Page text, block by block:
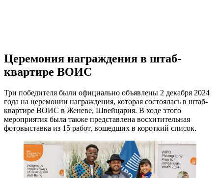
Церемония награждения в штаб-
квартире ВОИС
Три победителя были официально объявлены 2 декабря 2024
года на церемонии награждения, которая состоялась в штаб-
квартире ВОИС в Женеве, Швейцария. В ходе этого
мероприятия была также представлена восхитительная
фотовыставка из 15 работ, вошедших в короткий список.